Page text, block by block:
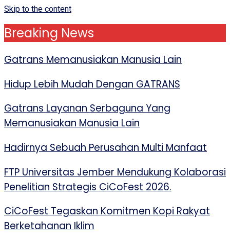
Skip to the content
Breaking News
Gatrans Memanusiakan Manusia Lain
Hidup Lebih Mudah Dengan GATRANS
Gatrans Layanan Serbaguna Yang
Memanusiakan Manusia Lain
Hadirnya Sebuah Perusahan Multi Manfaat
FTP Universitas Jember Mendukung Kolaborasi
Penelitian Strategis CiCoFest 2026.
CiCoFest Tegaskan Komitmen Kopi Rakyat
Berketahanan Iklim